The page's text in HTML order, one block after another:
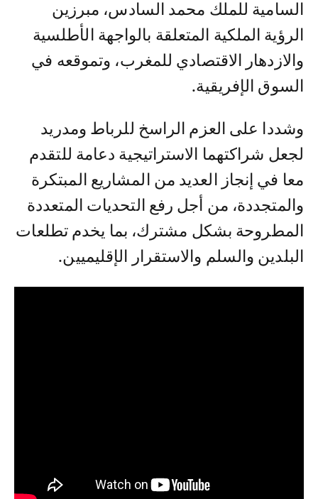
السامية للملك محمد السادس، مبرزين
الرؤية الملكية المتعلقة بالواجهة الأطلسية
والازدهار الاقتصادي للمغرب، وتموقعه في
السوق الإفريقية.
وشددا على العزم الراسخ للرباط ومدريد
لجعل شراكتهما الاستراتيجية دعامة للتقدم
معا في إنجاز العديد من المشاريع المبتكرة
والمتجددة، من أجل رفع التحديات المتعددة
المطروحة بشكل مشترك، بما يخدم تطلعات
البلدين والسلم والاستقرار الإقليميين.